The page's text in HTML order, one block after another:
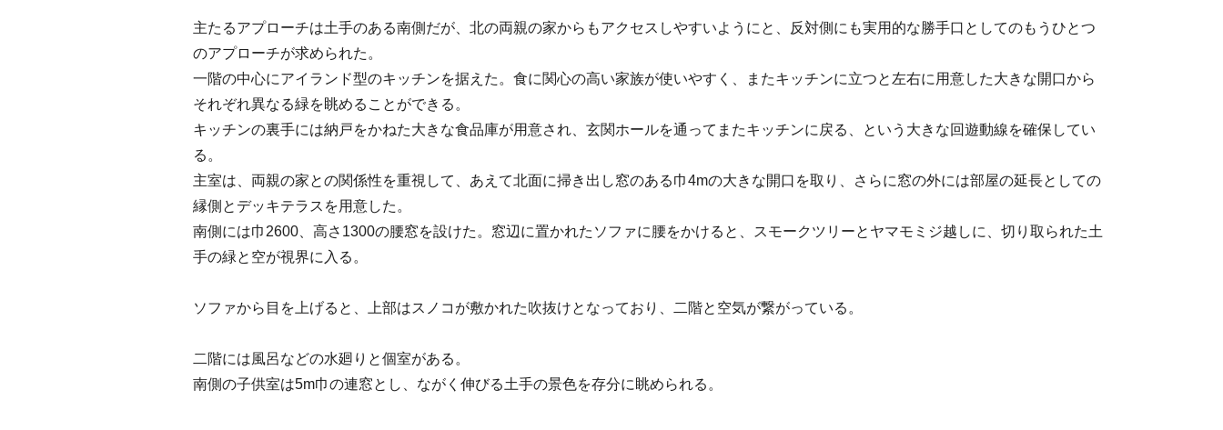
主たるアプローチは土手のある南側だが、北の両親の家からもアクセスしやすいようにと、反対側にも実用的な勝手口としてのもうひとつ
のアプローチが求められた。
一階の中心にアイランド型のキッチンを据えた。食に関心の高い家族が使いやすく、またキッチンに立つと左右に用意した大きな開口から
それぞれ異なる緑を眺めることができる。
キッチンの裏手には納戸をかねた大きな食品庫が用意され、玄関ホールを通ってまたキッチンに戻る、という大きな回遊動線を確保してい
る。
主室は、両親の家との関係性を重視して、あえて北面に掃き出し窓のある巾4mの大きな開口を取り、さらに窓の外には部屋の延長としての
縁側とデッキテラスを用意した。
南側には巾2600、高さ1300の腰窓を設けた。窓辺に置かれたソファに腰をかけると、スモークツリーとヤマモミジ越しに、切り取られた土
手の緑と空が視界に入る。
ソファから目を上げると、上部はスノコが敷かれた吹抜けとなっており、二階と空気が繋がっている。
二階には風呂などの水廻りと個室がある。
南側の子供室は5m巾の連窓とし、ながく伸びる土手の景色を存分に眺められる。